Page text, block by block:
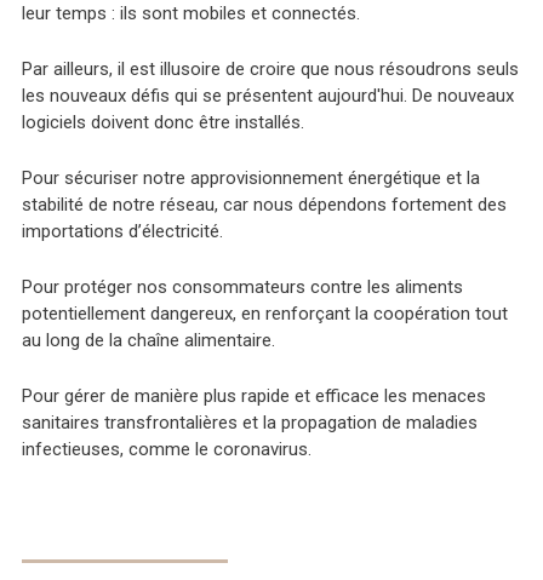
leur temps : ils sont mobiles et connectés.
Par ailleurs, il est illusoire de croire que nous résoudrons seuls
les nouveaux défis qui se présentent aujourd'hui. De nouveaux
logiciels doivent donc être installés.
Pour sécuriser notre approvisionnement énergétique et la
stabilité de notre réseau, car nous dépendons fortement des
importations d’électricité.
Pour protéger nos consommateurs contre les aliments
potentiellement dangereux, en renforçant la coopération tout
au long de la chaîne alimentaire.
Pour gérer de manière plus rapide et efficace les menaces
sanitaires transfrontalières et la propagation de maladies
infectieuses, comme le coronavirus.